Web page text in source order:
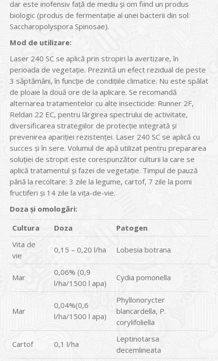
dar este inofensiv față de mediu și om fiind un produs
biologic (produs de fermentație al unei bacterii din sol:
Saccharopolyspora Spinosae).
Mod de utilizare:
Laser 240 SC se aplică prin stropiri la avertizare, în
perioada de vegetație. Prezintă un efect rezidual de peste
3 săptămâni, în funcție de condițiile climatice. Nu este spălat
de ploaie la două ore de la aplicare. Se recomandă
alternarea tratamentelor cu alte insecticide: Runner 2F,
Reldan 22 EC, pentru lărgirea spectrului de activitate,
diversificarea strategiilor de protecţie integrată și
prevenirea apariției rezistenței. Laser 240 SC se aplică cu
succes și în sere. Volumul de apă utilizat pentru prepararea
soluției de stropit este corespunzător culturii la care se
aplică tratamentul și fazei de vegetație. Timpul de pauză
până la recoltare: 3 zile la legume, cartof, 7 zile la pomi
fructiferi și 14 zile la vița-de-vie.
Doza și omologări:
Cultura
Doza
Patogen
Vita de
vie
0,15 – 0,20 l/ha Lobesia botrana
Mar
0,06% (0,9
l/ha/1500 l apa)
Cydia pomonella
Mar
0,04%(0,6
l/ha/1500 l apa)
Phyllonorycter
blancardella, P.
corylifoliella
Cartof 0,1 l/ha
Leptinotarsa
decemlineata